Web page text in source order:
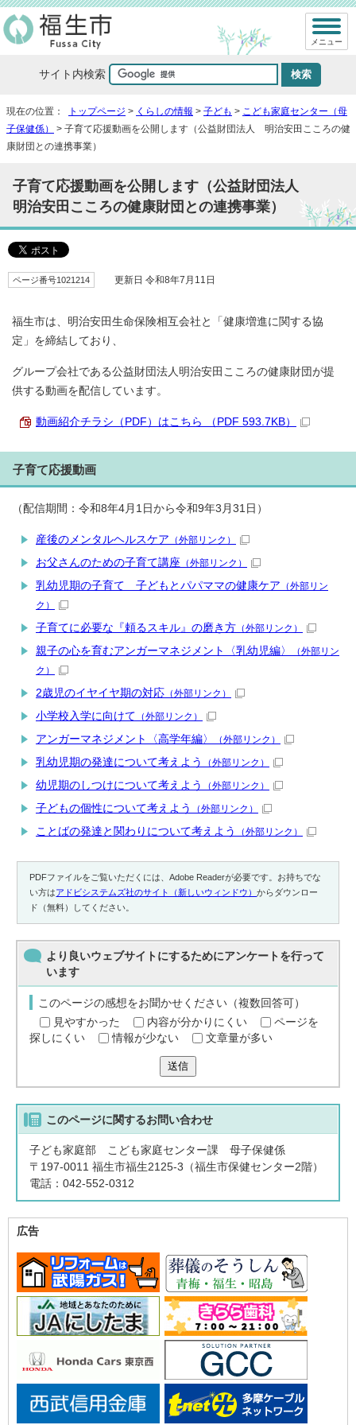
サイト内検索
メニュー
現在の位置： トップページ > くらしの情報 > 子ども > こども家庭センター（母
子保健係）
> 子育て応援動画を公開します（公益財団法人 明治安田こころの健
康財団との連携事業）
子育て応援動画を公開します（公益財団法人
明治安田こころの健康財団との連携事業）
ページ番号1021214 更新日 令和8年7月11日
福生市は、明治安田生命保険相互会社と「健康増進に関する協
定」を締結しており、
グループ会社である公益財団法人明治安田こころの健康財団が提
供する動画を配信しています。
動画紹介チラシ（PDF）はこちら （PDF 593.7KB）
子育て応援動画
（配信期間：令和8年4月1日から令和9年3月31日）
産後のメンタルヘルスケア （外部リンク）
お父さんのための子育て講座 （外部リンク）
乳幼児期の子育て 子どもとパパママの健康ケア （外部リン
ク）
子育てに必要な『頼るスキル』の磨き方 （外部リンク）
親子の心を育むアンガーマネジメント〈乳幼児編〉
（外部リン
ク）
2歳児のイヤイヤ期の対応 （外部リンク）
小学校入学に向けて （外部リンク）
アンガーマネジメント〈高学年編〉 （外部リンク）
乳幼児期の発達について考えよう （外部リンク）
幼児期のしつけについて考えよう （外部リンク）
子どもの個性について考えよう （外部リンク）
ことばの発達と関わりについて考えよう （外部リンク）
PDFファイルをご覧いただくには、Adobe Readerが必要です。お持ちでな
い方はアドビシステムズ社のサイト（新しいウィンドウ）からダウンロー
ド（無料）してください。
より良いウェブサイトにするためにアンケートを行って
います
このページの感想をお聞かせください（複数回答可）
見やすかった
内容が分かりにくい
ページを
探しにくい
情報が少ない 文章量が多い
送信
このページに関するお問い合わせ
子ども家庭部 こども家庭センター課 母子保健係
〒197-0011 福生市福生2125-3（福生市保健センター2階）
電話：042-552-0312
広告